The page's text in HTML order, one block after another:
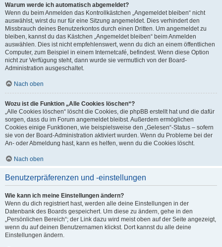
Warum werde ich automatisch abgemeldet?
Wenn du beim Anmelden das Kontrollkästchen „Angemeldet bleiben“ nicht
auswählst, wirst du nur für eine Sitzung angemeldet. Dies verhindert den
Missbrauch deines Benutzerkontos durch einen Dritten. Um angemeldet zu
bleiben, kannst du das Kästchen „Angemeldet bleiben“ beim Anmelden
auswählen. Dies ist nicht empfehlenswert, wenn du dich an einem öffentlichen
Computer, zum Beispiel in einem Internetcafé, befindest. Wenn diese Option
nicht zur Verfügung steht, dann wurde sie vermutlich von der Board-
Administration ausgeschaltet.
Nach oben
Wozu ist die Funktion „Alle Cookies löschen“?
„Alle Cookies löschen“ löscht die Cookies, die phpBB erstellt hat und die dafür
sorgen, dass du im Forum angemeldet bleibst. Außerdem ermöglichen
Cookies einige Funktionen, wie beispielsweise den „Gelesen“-Status – sofern
sie von der Board-Administration aktiviert wurden. Wenn du Probleme bei der
An- oder Abmeldung hast, kann es helfen, wenn du die Cookies löscht.
Nach oben
Benutzerpräferenzen und -einstellungen
Wie kann ich meine Einstellungen ändern?
Wenn du dich registriert hast, werden alle deine Einstellungen in der
Datenbank des Boards gespeichert. Um diese zu ändern, gehe in den
„Persönlichen Bereich“; der Link dazu wird meist oben auf der Seite angezeigt,
wenn du auf deinen Benutzernamen klickst. Dort kannst du alle deine
Einstellungen ändern.